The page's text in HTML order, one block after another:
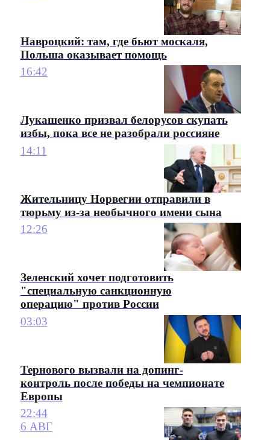
Навроцкий: там, где бьют москаля,
Польша оказывает помощь
16:42
Лукашенко призвал белорусов скупать
избы, пока все не разобрали россияне
14:11
Жительницу Норвегии отправили в
тюрьму из-за необычного имени сына
12:26
Зеленский хочет подготовить
"специальную санкционную
операцию" против России
03:03
Тернового вызвали на допинг-
контроль после победы на чемпионате
Европы
22:44
6 АВГ